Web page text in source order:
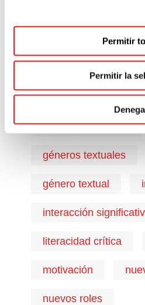
Permitir
Permitir la
doble pronombre
foco en
foco en la forma
formación docente
géneros textuales
género textual
interacción
literacidad crítica
motivación
nuevos roles